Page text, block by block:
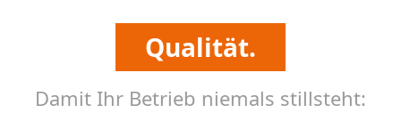
Qualität.
Kompetenz.
Damit Ihr Betrieb niemals stillsteht: